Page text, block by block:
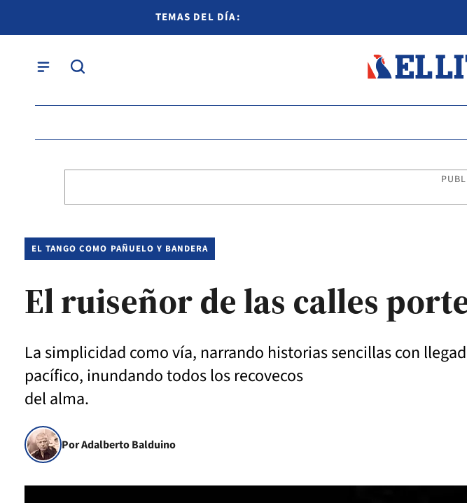
TEMAS DEL DÍA:
EL TANGO COMO PAÑUELO Y BANDERA
El ruiseñor de las calles
La simplicidad como vía, narrando historias sencillas con
pacífico, inundando todos los recovecos
del alma.
Por Adalberto Balduino